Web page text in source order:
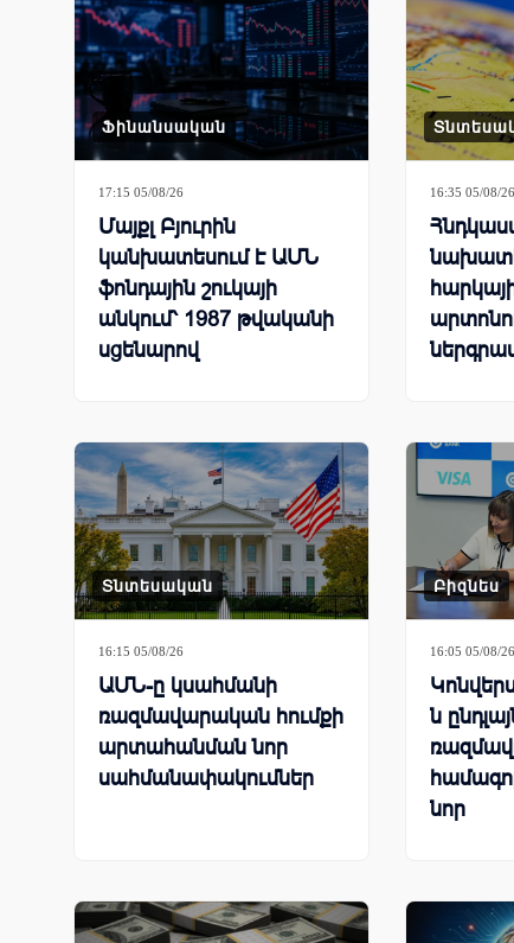
Ֆինանսական
17:15 05/08/26
Մայքլ Բյուրին
կանխատեսում է ԱՄՆ
ֆոնդային շուկայի
անկում՝ 1987 թվականի
սցենարով
16:35 05/08/26
Տնտեսական
16:15 05/08/26
ԱՄՆ-ը կսահմանի
ռազմավարական հումքի
արտահանման նոր
սահմանափակումներ
Բիզնես
16:05 05/08/26
ն
նոր